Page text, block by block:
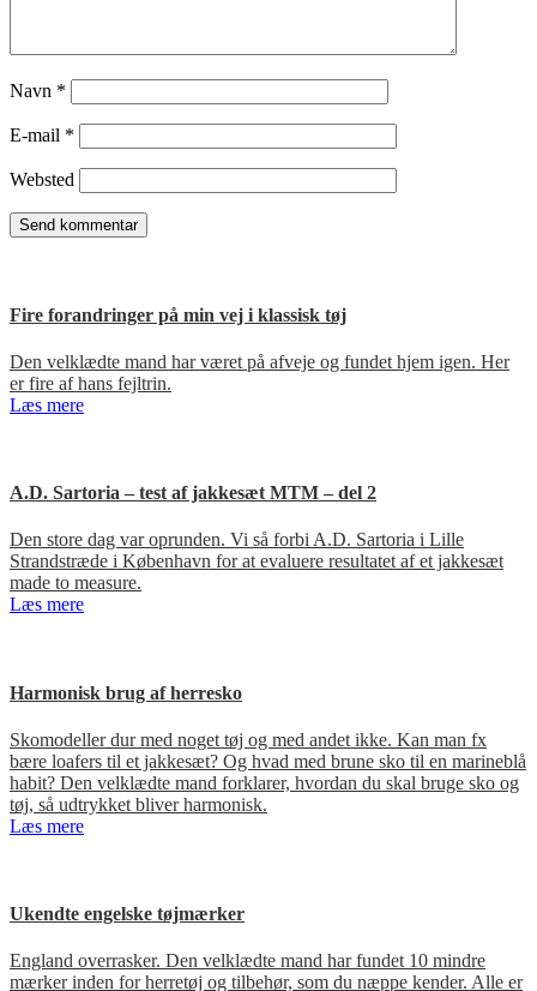
Navn *
E-mail *
Websted
Fire forandringer på min vej i klassisk tøj
Den velklædte mand har været på afveje og fundet hjem igen. Her
er fire af hans fejltrin.
Læs mere
A.D. Sartoria – test af jakkesæt MTM – del 2
Den store dag var oprunden. Vi så forbi A.D. Sartoria i Lille
Strandstræde i København for at evaluere resultatet af et jakkesæt
made to measure.
Læs mere
Harmonisk brug af herresko
Skomodeller dur med noget tøj og med andet ikke. Kan man fx
bære loafers til et jakkesæt? Og hvad med brune sko til en marineblå
habit? Den velklædte mand forklarer, hvordan du skal bruge sko og
tøj, så udtrykket bliver harmonisk.
Læs mere
Ukendte engelske tøjmærker
England overrasker. Den velklædte mand har fundet 10 mindre
mærker inden for herretøj og tilbehør, som du næppe kender. Alle er